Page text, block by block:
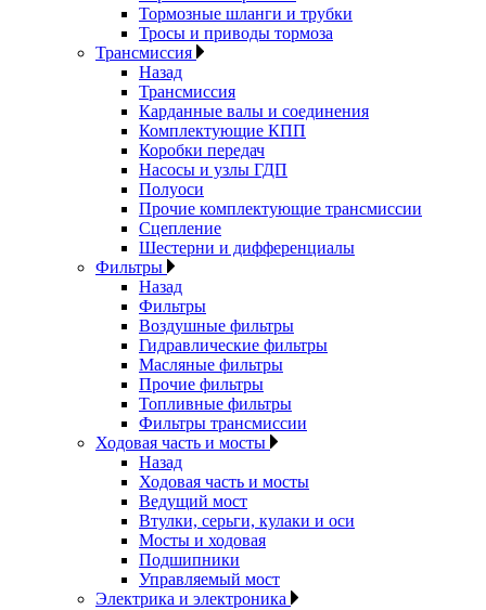
Тормозные шланги и трубки
Тросы и приводы тормоза
Трансмиссия
Назад
Трансмиссия
Карданные валы и соединения
Комплектующие КПП
Коробки передач
Насосы и узлы ГДП
Полуоси
Прочие комплектующие трансмиссии
Сцепление
Шестерни и дифференциалы
Фильтры
Назад
Фильтры
Воздушные фильтры
Гидравлические фильтры
Масляные фильтры
Прочие фильтры
Топливные фильтры
Фильтры трансмиссии
Ходовая часть и мосты
Назад
Ходовая часть и мосты
Ведущий мост
Втулки, серьги, кулаки и оси
Мосты и ходовая
Подшипники
Управляемый мост
Электрика и электроника